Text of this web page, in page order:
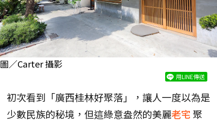
圖／Carter 攝影
用LINE傳送
初次看到「廣西桂林好聚落」，讓人一度以為是
少數民族的秘境，但這綠意盎然的美麗老宅聚